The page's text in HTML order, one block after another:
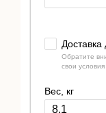
Доставка
Обратите
свои
Вес, кг